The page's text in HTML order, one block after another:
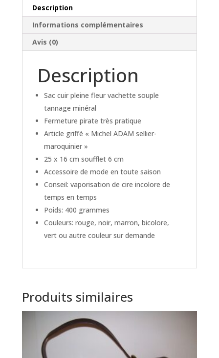
Description
Informations complémentaires
Avis (0)
Description
Sac cuir pleine fleur vachette souple
tannage minéral
Fermeture pirate très pratique
Article griffé « Michel ADAM sellier-
maroquinier »
25 x 16 cm soufflet 6 cm
Accessoire de mode en toute saison
Conseil: vaporisation de cire incolore de
temps en temps
Poids: 400 grammes
Couleurs: rouge, noir, marron, bicolore,
vert ou autre couleur sur demande
Produits similaires